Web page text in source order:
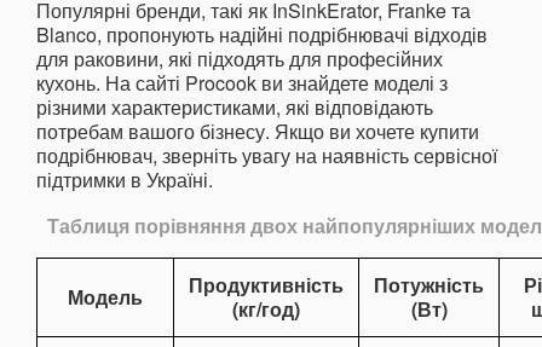
Популярні бренди, такі як InSinkErator, Franke та
Blanco, пропонують надійні подрібнювачі відходів
для раковини, які підходять для професійних
кухонь. На сайті Procook ви знайдете моделі з
різними характеристиками, які відповідають
потребам вашого бізнесу. Якщо ви хочете купити
подрібнювач, зверніть увагу на наявність сервісної
підтримки в Україні.
Таблиця порівняння двох найпопулярніших
Модель
Продуктивність
(кг/год)
Потужність
(Вт)